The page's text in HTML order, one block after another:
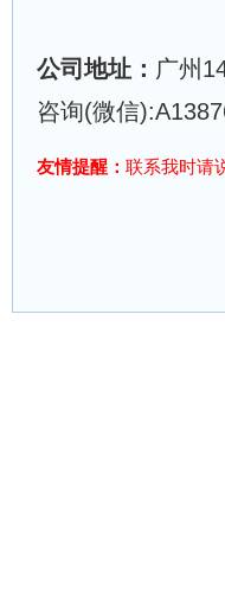
公司地址： 广州
咨询(微信
友情提醒： 联系我时请